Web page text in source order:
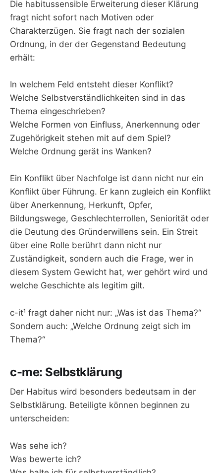
Die habitussensible Erweiterung dieser Klärung
fragt nicht sofort nach Motiven oder
Charakterzügen. Sie fragt nach der sozialen
Ordnung, in der der Gegenstand Bedeutung
erhält:
In welchem Feld entsteht dieser Konflikt?
Welche Selbstverständlichkeiten sind in das
Thema eingeschrieben?
Welche Formen von Einfluss, Anerkennung oder
Zugehörigkeit stehen mit auf dem Spiel?
Welche Ordnung gerät ins Wanken?
Ein Konflikt über Nachfolge ist dann nicht nur ein
Konflikt über Führung. Er kann zugleich ein Konflikt
über Anerkennung, Herkunft, Opfer,
Bildungswege, Geschlechterrollen, Seniorität oder
die Deutung des Gründerwillens sein. Ein Streit
über eine Rolle berührt dann nicht nur
Zuständigkeit, sondern auch die Frage, wer in
diesem System Gewicht hat, wer gehört wird und
welche Geschichte als legitim gilt.
c-it¹ fragt daher nicht nur: „Was ist das Thema?“
Sondern auch: „Welche Ordnung zeigt sich im
Thema?“
c-me: Selbstklärung
Der Habitus wird besonders bedeutsam in der
Selbstklärung. Beteiligte können beginnen zu
unterscheiden:
Was sehe ich?
Was bewerte ich?